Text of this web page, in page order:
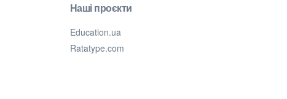
Наші проєкти
Education.ua
Ratatype.com